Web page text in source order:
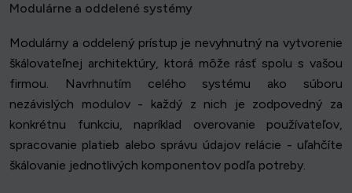
Modulárne a oddelené systémy
Modulárny a oddelený prístup je nevyhnutný na vytvorenie
škálovateľnej architektúry, ktorá môže rásť spolu s vašou
firmou. Navrhnutím celého systému ako súboru
nezávislých modulov - každý z nich je zodpovedný za
konkrétnu funkciu, napríklad overovanie používateľov,
spracovanie platieb alebo správu údajov relácie - uľahčíte
škálovanie jednotlivých komponentov podľa potreby.